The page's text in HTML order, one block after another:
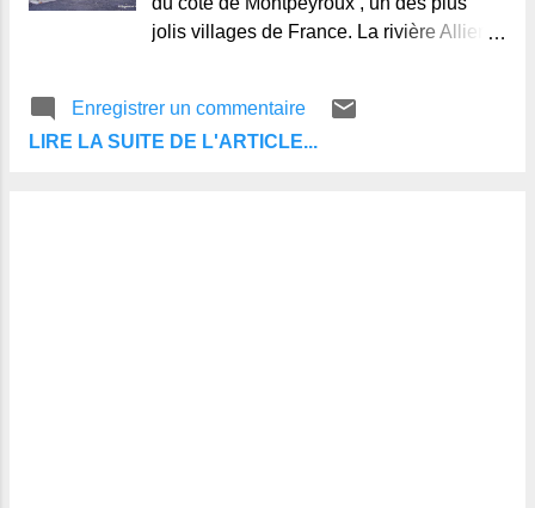
jolis villages de France. La rivière Allier à
pierres, d'ou son nom : mont-pierreux,
dominant les vignes et les champs. Très
Enregistrer un commentaire
LIRE LA SUITE DE L'ARTICLE...